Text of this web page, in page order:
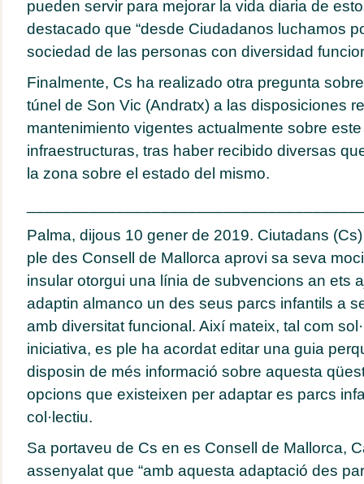
pueden servir para mejorar la vida diaria de
destacado que “desde Ciudadanos luchamos
sociedad de las personas con diversidad
Finalmente, Cs ha realizado otra pregunta
túnel de Son Vic (Andratx) a las disposiciones
mantenimiento vigentes actualmente sobre
infraestructuras, tras haber recibido diversas
la zona sobre el estado del mismo.
Palma, dijous 10 gener de 2019. Ciutadans
ple des Consell de Mallorca aprovi sa seva
insular otorgui una línia de subvencions an ets
adaptin almanco un des seus parcs infantils a
amb diversitat funcional. Així mateix, tal com
iniciativa, es ple ha acordat editar una guia
disposin de més informació sobre aquesta
opcions que existeixen per adaptar es parcs
col·lectiu.
Sa portaveu de Cs en es Consell de Mallorca,
assenyalat que “amb aquesta adaptació des